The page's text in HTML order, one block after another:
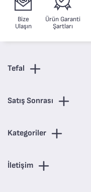
Bize
Ulaşın
Ürün Garanti
Şartları
Tefal
Satış Sonrası
Kategoriler
İletişim